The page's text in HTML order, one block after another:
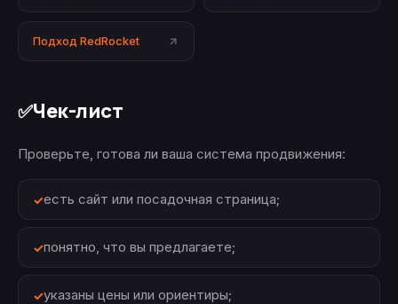
Подход RedRocket
✅Чек-лист
Проверьте, готова ли ваша система продвижения:
есть сайт или посадочная страница;
понятно, что вы предлагаете;
указаны цены или ориентиры;